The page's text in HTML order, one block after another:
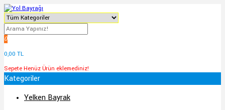
0
0,00 TL
Sepete Henüz Ürün eklemediniz!
Kategoriler
Yelken Bayrak